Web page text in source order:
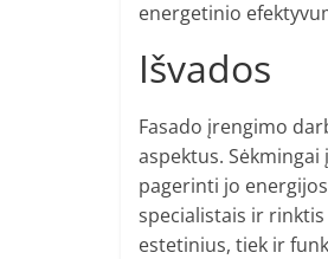
energetinio
Išvados
Fasado įrengimo
aspektus.
pagerinti jo
specialistais ir
estetinius, tiek ir